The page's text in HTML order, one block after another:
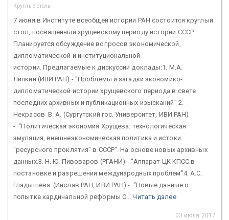
Круглые столы
7 июня в Институте всеобщей истории РАН состоится круглый
стол, посвященный хрущевскому периоду истории СССР.
Планируется обсуждение вопросов экономической,
дипломатической и институциональной
истории. Предлагаемые к дискуссии доклады:1. М.А.
Липкин (ИВИ РАН) - "Проблемы и загадки экономико-
дипломатической истории хрущевского периода в свете
последних архивных и публикационных изысканий" 2.
Некрасов В. А. (Сургутский гос. Университет, ИВИ РАН)
- "Политическая экономия Хрущева: технологическая
эмуляция, внешнеэкономическая политика и истоки
"ресурсного проклятия" в СССР". На основе новых архивных
данных.3. Н. Ю. Пивоваров (РГАНИ) - "Аппарат ЦК КПСС в
постановке и разрешении международных проблем"4. А.С.
Гладышева (Инслав РАН, ИВИ РАН) - "Новые данные о
попытке кардинальной реформы С...Читать далее
03 июля 2017